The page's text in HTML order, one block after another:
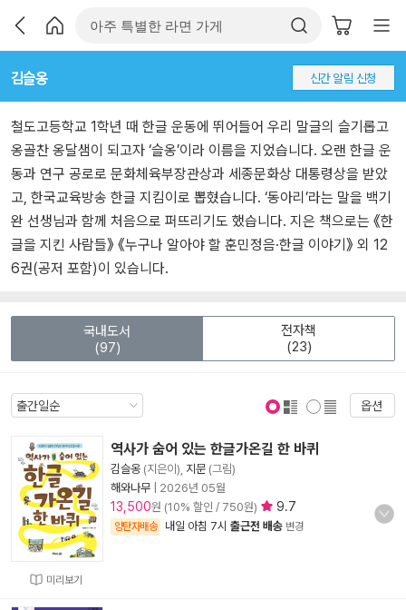
김슬옹 신간 알림 신청
철도고등학교 1학년 때 한글 운동에 뛰어들어 우리 말글의 슬기롭고
옹골찬 옹달샘이 되고자 ‘슬옹’이라 이름을 지었습니다. 오랜 한글 운
동과 연구 공로로 문화체육부장관상과 세종문화상 대통령상을 받았
고, 한국교육방송 한글 지킴이로 뽑혔습니다. ‘동아리’라는 말을 백기
완 선생님과 함께 처음으로 퍼뜨리기도 했습니다. 지은 책으로는 《한
글을 지킨 사람들》 《누구나 알아야 할 훈민정음·한글 이야기》 외 12
6권(공저 포함)이 있습니다.
국내도서
(97)
전자책
(23)
옵션
미리보기
역사가 숨어 있는 한글가온길 한 바퀴
김슬옹 (지은이), 지문 (그림)
해와나무
2026년 05월
13,500원 (10% 할인 / 750원) 9.7
양탄자배송 내일 아침 7시 출근전 배송 변경